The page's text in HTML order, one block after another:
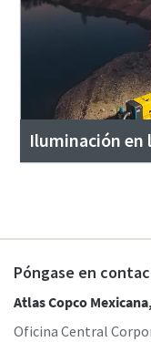
Iluminación en
Póngase en
Atlas Copco
Oficina Central